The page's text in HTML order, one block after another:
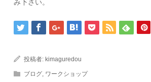
み下さい。
投稿者:kimaguredou
ブログ, ワークショップ